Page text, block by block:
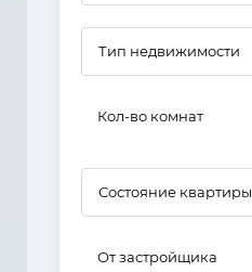
Кол-во комнат
Состояние квартиры
От застройщика